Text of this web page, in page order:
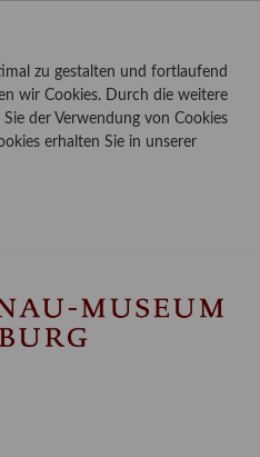
zu gestalten und fortlaufend
wir Cookies. Durch die weitere
der Verwendung von Cookies
erhalten Sie in unserer